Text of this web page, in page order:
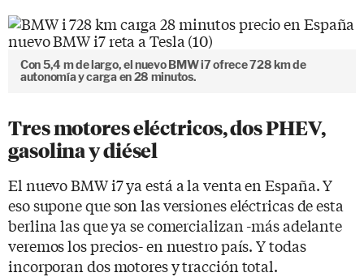
Con 5,4 m de largo, el nuevo BMW i7 ofrece 728 km de
autonomía y carga en 28 minutos.
Tres motores eléctricos, dos PHEV,
gasolina y diésel
El nuevo BMW i7 ya está a la venta en España. Y
eso supone que son las versiones eléctricas de esta
berlina las que ya se comercializan -más adelante
veremos los precios- en nuestro país. Y todas
incorporan dos motores y tracción total.